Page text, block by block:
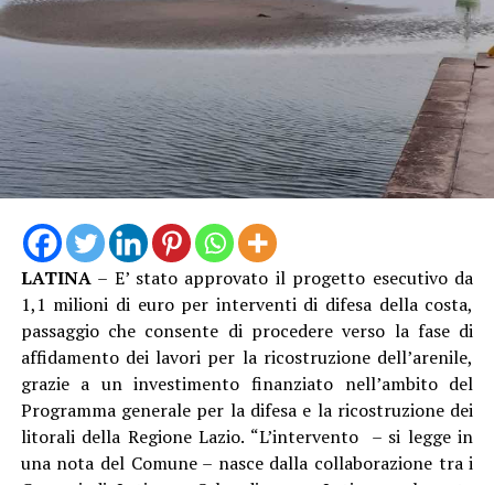
pubblicato sui social, nella speranza di poter raccogliere
informazioni utili a ricostruire quanto accaduto e
Al momento, infatti, non risulta che qualcuno abbia
assistito direttamente all’incidente, nonostante il
lungomare fosse particolarmente affollato proprio
nell’ora di punta del sabato.
LATINA– E’ stato approvato il progetto esecutivo da
1,1 milioni di euro per interventi di difesa della costa,
passaggio che consente di procedere verso la fase di
affidamento dei lavori per la ricostruzione dell’arenile,
grazie a un investimento finanziato nell’ambito del
Programma generale per la difesa e la ricostruzione dei
litorali della Regione Lazio. “L’intervento – si legge in
una nota del Comune – nasce dalla collaborazione tra i